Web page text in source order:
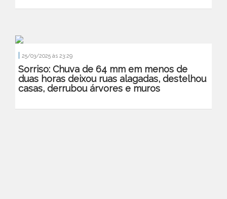
25/03/2025 às 23:29
Sorriso: Chuva de 64 mm em menos de
duas horas deixou ruas alagadas, destelhou
casas, derrubou árvores e muros